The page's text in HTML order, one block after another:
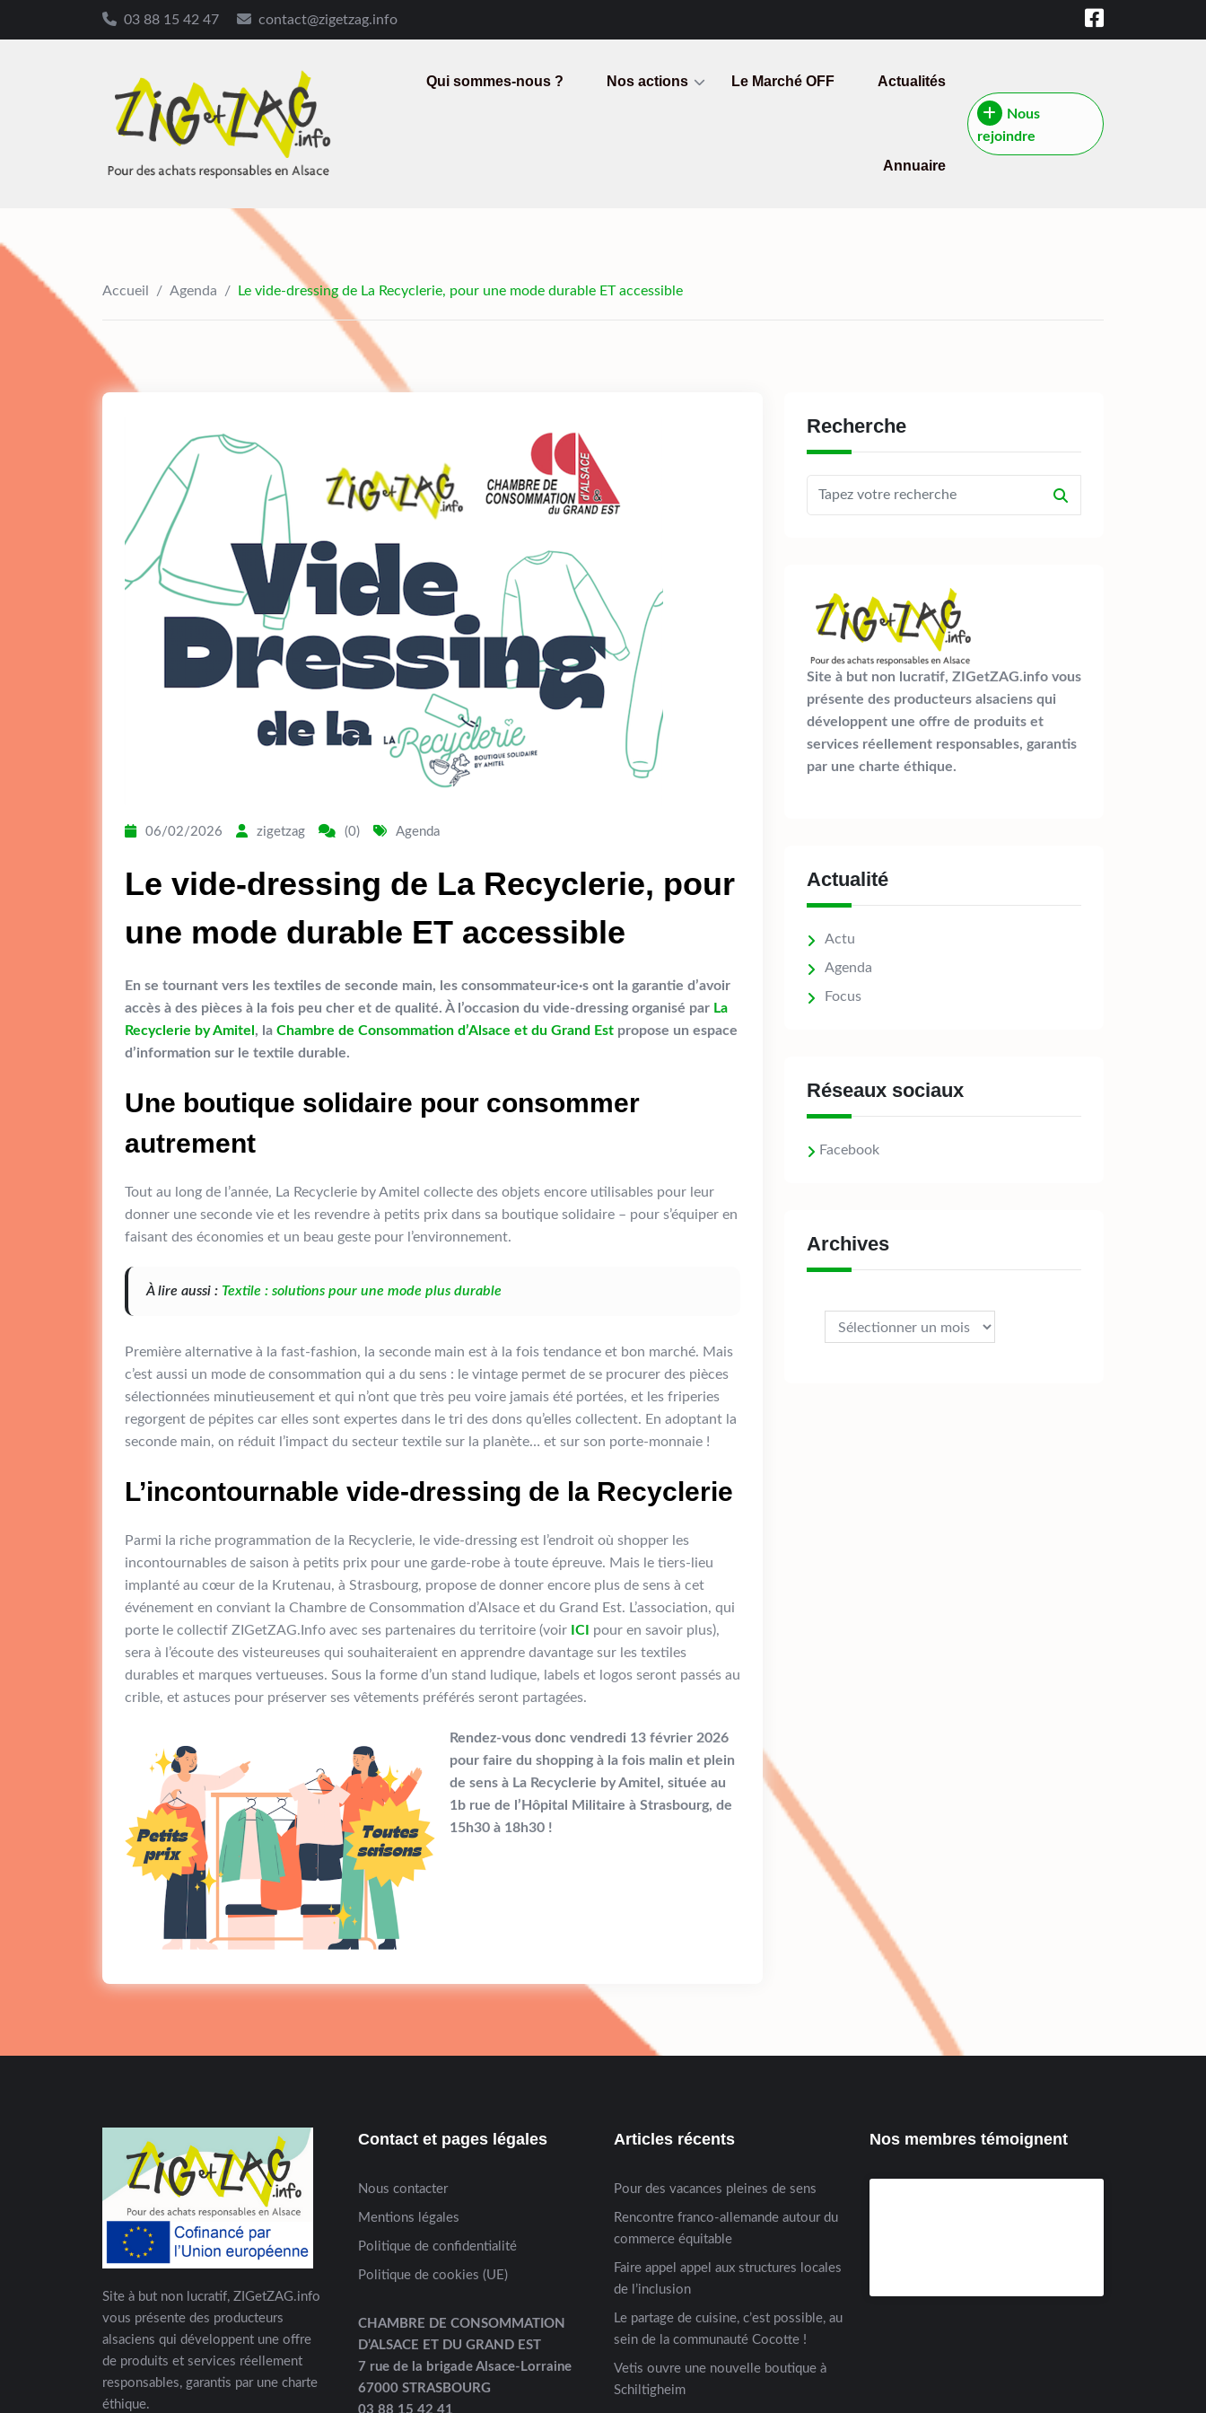
03 88 15 42 47 contact@zigetzag.info
Qui sommes-nous ? Nos actions Le Marché OFF Actualités
Annuaire
Nous
rejoindre
Accueil / Agenda / Le vide-dressing de La Recyclerie, pour une mode durable ET accessible
06/02/2026 zigetzag (0) Agenda
Le vide-dressing de La Recyclerie, pour
une mode durable ET accessible
En se tournant vers les textiles de seconde main, les consommateur·ice·s ont la garantie d’avoir
accès à des pièces à la fois peu cher et de qualité. À l’occasion du vide-dressing organisé par La
Recyclerie by Amitel , la Chambre de Consommation d’Alsace et du Grand Est propose un espace
d’information sur le textile durable.
Une boutique solidaire pour consommer
autrement
Tout au long de l’année, La Recyclerie by Amitel collecte des objets encore utilisables pour leur
donner une seconde vie et les revendre à petits prix dans sa boutique solidaire – pour s’équiper en
faisant des économies et un beau geste pour l’environnement.
À lire aussi : Textile : solutions pour une mode plus durable
Première alternative à la fast-fashion, la seconde main est à la fois tendance et bon marché. Mais
c’est aussi un mode de consommation qui a du sens : le vintage permet de se procurer des pièces
sélectionnées minutieusement et qui n’ont que très peu voire jamais été portées, et les friperies
regorgent de pépites car elles sont expertes dans le tri des dons qu’elles collectent. En adoptant la
seconde main, on réduit l’impact du secteur textile sur la planète… et sur son porte-monnaie !
L’incontournable vide-dressing de la Recyclerie
Parmi la riche programmation de la Recyclerie, le vide-dressing est l’endroit où shopper les
incontournables de saison à petits prix pour une garde-robe à toute épreuve. Mais le tiers-lieu
implanté au cœur de la Krutenau, à Strasbourg, propose de donner encore plus de sens à cet
événement en conviant la Chambre de Consommation d’Alsace et du Grand Est. L’association, qui
porte le collectif ZIGetZAG.Info avec ses partenaires du territoire (voir ICI
pour en savoir plus),
sera à l’écoute des visteureuses qui souhaiteraient en apprendre davantage sur les textiles
durables et marques vertueuses. Sous la forme d’un stand ludique, labels et logos seront passés au
crible, et astuces pour préserver ses vêtements préférés seront partagées.
Rendez-vous donc vendredi 13 février 2026
pour faire du shopping à la fois malin et plein
de sens à La Recyclerie by Amitel, située au
1b rue de l’Hôpital Militaire à Strasbourg, de
15h30 à 18h30 !
Recherche
Site à but non lucratif, ZIGetZAG.info vous
présente des producteurs alsaciens qui
développent une offre de produits et
services réellement responsables, garantis
par une charte éthique.
Actualité
Actu
Agenda
Focus
Réseaux sociaux
Facebook
Archives
Site à but non lucratif, ZIGetZAG.info
vous présente des producteurs
alsaciens qui développent une offre
de produits et services réellement
responsables, garantis par une charte
éthique.
Contact et pages légales
Nous contacter
Mentions légales
Politique de confidentialité
Politique de cookies (UE)
CHAMBRE DE CONSOMMATION
D’ALSACE ET DU GRAND EST
7 rue de la brigade Alsace-Lorraine
67000 STRASBOURG
03 88 15 42 41
Articles récents
Pour des vacances pleines de sens
Rencontre franco-allemande autour du
commerce équitable
Faire appel appel aux structures locales
de l’inclusion
Le partage de cuisine, c’est possible, au
sein de la communauté Cocotte !
Vetis ouvre une nouvelle boutique à
Schiltigheim
Nos membres témoignent